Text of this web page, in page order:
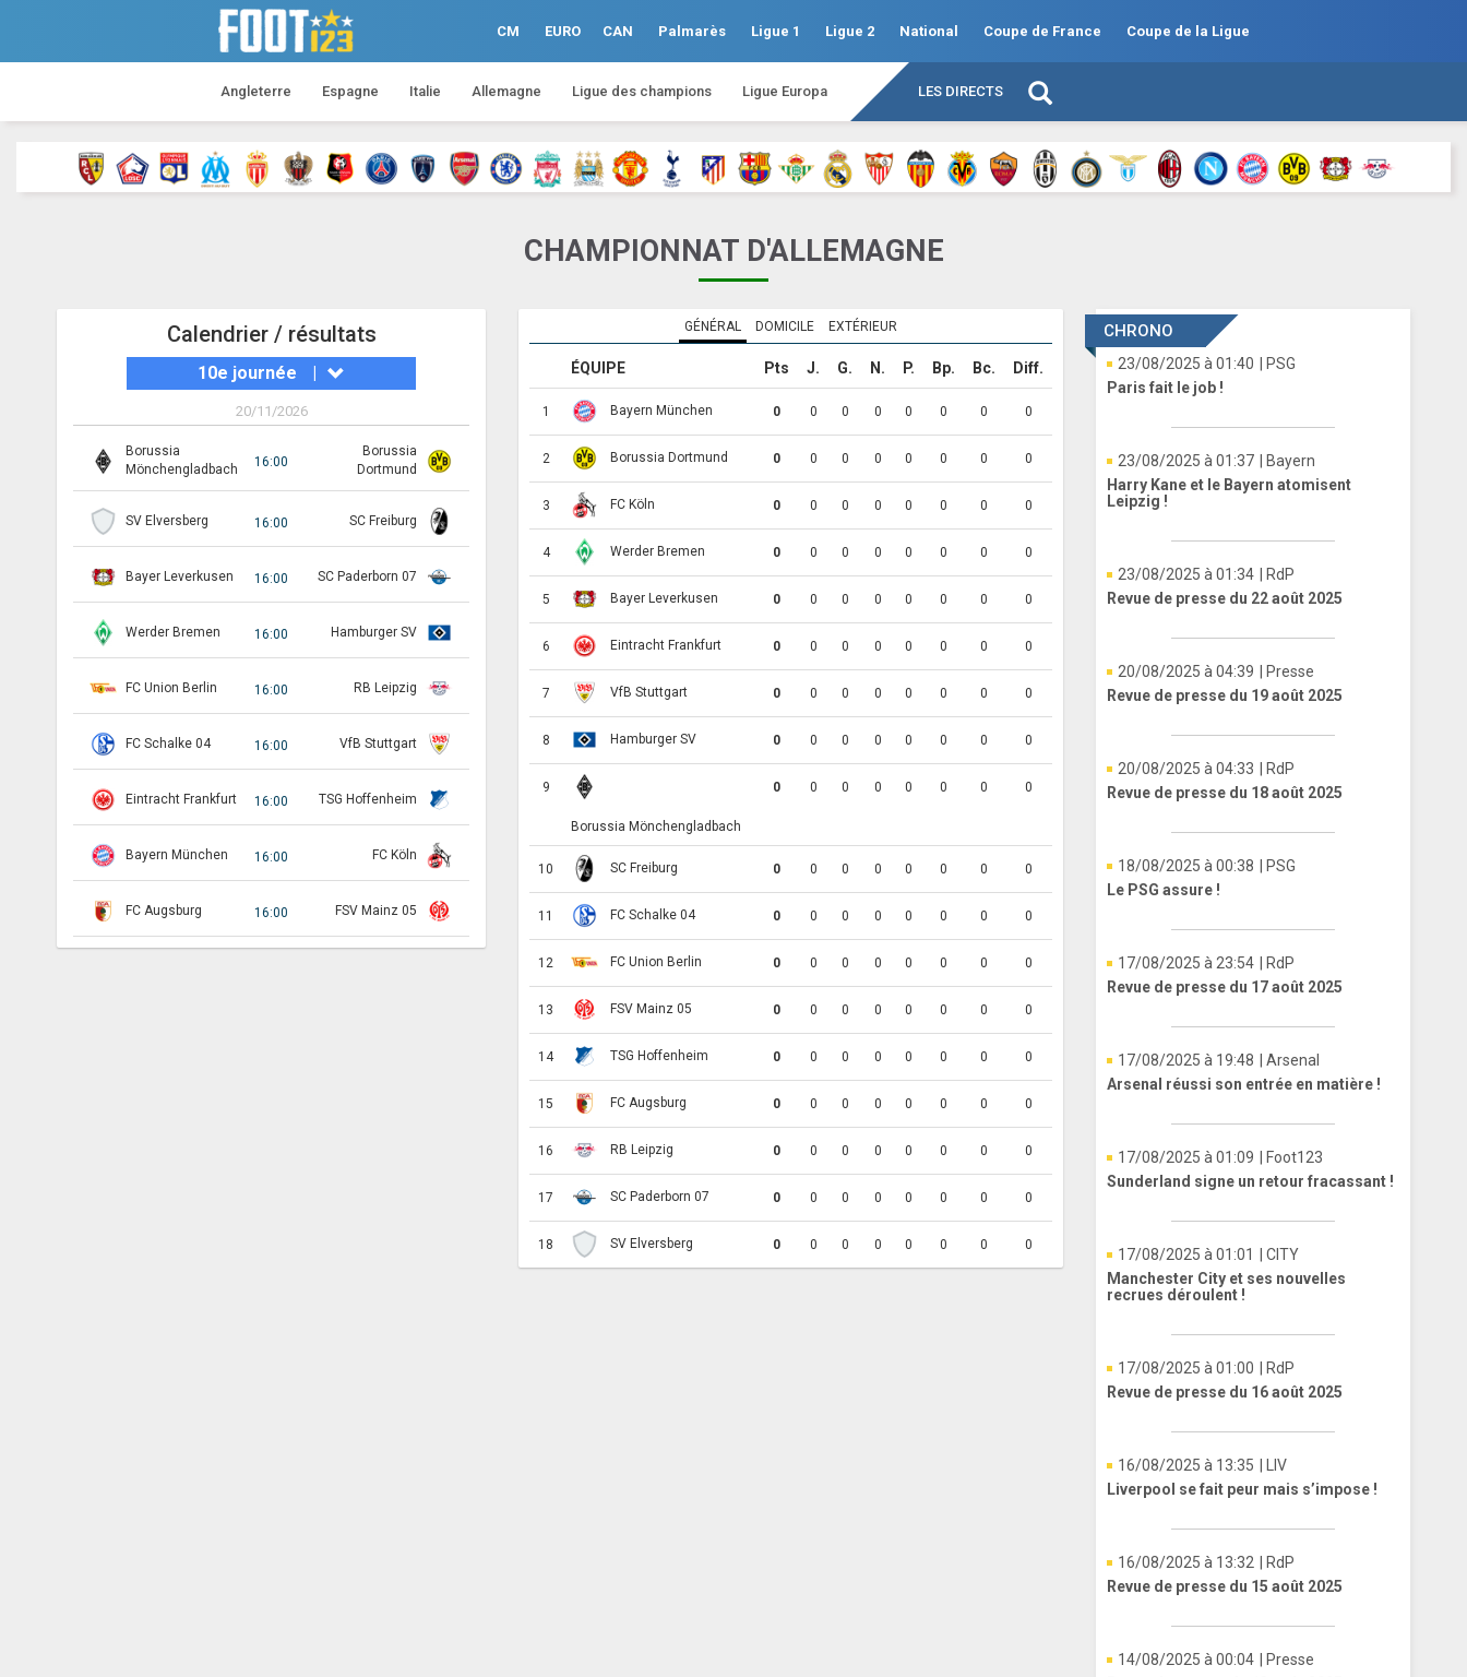
CM EURO CAN Palmarès Ligue 1 Ligue 2 National Coupe de France Coupe de la Ligue
Angleterre Espagne Italie Allemagne Ligue des champions Ligue Europa LES DIRECTS
CHAMPIONNAT D'ALLEMAGNE
Calendrier / résultats
10e journée |
20/11/2026
Borussia
Mönchengladbach
16:00
Borussia
Dortmund
SV Elversberg 16:00 SC Freiburg
Bayer Leverkusen 16:00 SC Paderborn 07
Werder Bremen 16:00 Hamburger SV
FC Union Berlin 16:00 RB Leipzig
FC Schalke 04 16:00 VfB Stuttgart
Eintracht Frankfurt 16:00 TSG Hoffenheim
Bayern München 16:00 FC Köln
FC Augsburg 16:00 FSV Mainz 05
GÉNÉRAL DOMICILE EXTÉRIEUR
ÉQUIPE Pts J. G. N. P. Bp. Bc. Diff.
1 Bayern München 0 0 0 0 0 0 0 0
2 Borussia Dortmund 0 0 0 0 0 0 0 0
3 FC Köln 0 0 0 0 0 0 0 0
4 Werder Bremen 0 0 0 0 0 0 0 0
5 Bayer Leverkusen 0 0 0 0 0 0 0 0
6 Eintracht Frankfurt 0 0 0 0 0 0 0 0
7 VfB Stuttgart 0 0 0 0 0 0 0 0
8 Hamburger SV 0 0 0 0 0 0 0 0
9
Borussia Mönchengladbach
0 0 0 0 0 0 0 0
10 SC Freiburg 0 0 0 0 0 0 0 0
11 FC Schalke 04 0 0 0 0 0 0 0 0
12 FC Union Berlin 0 0 0 0 0 0 0 0
13 FSV Mainz 05 0 0 0 0 0 0 0 0
14 TSG Hoffenheim 0 0 0 0 0 0 0 0
15 FC Augsburg 0 0 0 0 0 0 0 0
16 RB Leipzig 0 0 0 0 0 0 0 0
17 SC Paderborn 07 0 0 0 0 0 0 0 0
18 SV Elversberg 0 0 0 0 0 0 0 0
CHRONO
23/08/2025 à 01:40
| PSG
Paris fait le job !
23/08/2025 à 01:37
| Bayern
Harry Kane et le Bayern atomisent
Leipzig !
23/08/2025 à 01:34
| RdP
Revue de presse du 22 août 2025
20/08/2025 à 04:39
| Presse
Revue de presse du 19 août 2025
20/08/2025 à 04:33
| RdP
Revue de presse du 18 août 2025
18/08/2025 à 00:38
| PSG
Le PSG assure !
17/08/2025 à 23:54
| RdP
Revue de presse du 17 août 2025
17/08/2025 à 19:48
| Arsenal
Arsenal réussi son entrée en matière !
17/08/2025 à 01:09
| Foot123
Sunderland signe un retour fracassant !
17/08/2025 à 01:01
| CITY
Manchester City et ses nouvelles
recrues déroulent !
17/08/2025 à 01:00
| RdP
Revue de presse du 16 août 2025
16/08/2025 à 13:35
| LIV
Liverpool se fait peur mais s’impose !
16/08/2025 à 13:32
| RdP
Revue de presse du 15 août 2025
14/08/2025 à 00:04
| Presse